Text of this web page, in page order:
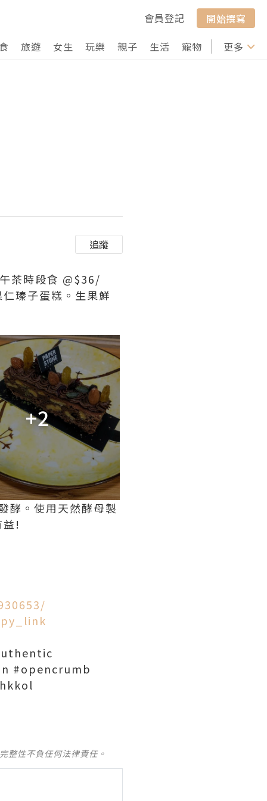
會員登記
開始撰寫
旅遊 女生 玩樂 親子 生活 寵物 行山 打卡
更多
追蹤
茶時段食 @$36/
瑧子蛋糕。生果鮮
+2
酵。使用天然酵母製
益!
#opencrumb
整性不負任何法律責任。